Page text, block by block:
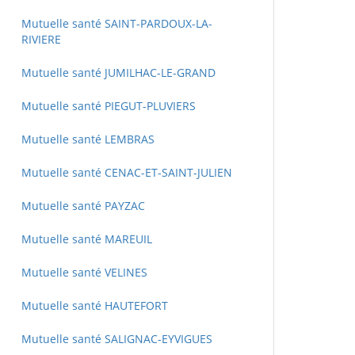
Mutuelle santé SAINT-PARDOUX-LA-
RIVIERE
Mutuelle santé JUMILHAC-LE-GRAND
Mutuelle santé PIEGUT-PLUVIERS
Mutuelle santé LEMBRAS
Mutuelle santé CENAC-ET-SAINT-JULIEN
Mutuelle santé PAYZAC
Mutuelle santé MAREUIL
Mutuelle santé VELINES
Mutuelle santé HAUTEFORT
Mutuelle santé SALIGNAC-EYVIGUES